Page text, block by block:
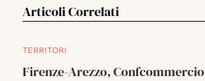
Articoli Correlati
TERRITORI
Firenze-Arezzo, Confcommercio